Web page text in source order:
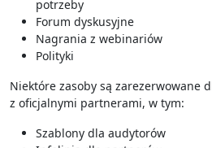
potrzeby
Forum dyskusyjne
Nagrania z webinariów
Polityki
Niektóre zasoby są zarezerwowane
z oficjalnymi partnerami, w tym:
Szablony dla audytorów